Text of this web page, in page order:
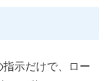
示だけで、ロー